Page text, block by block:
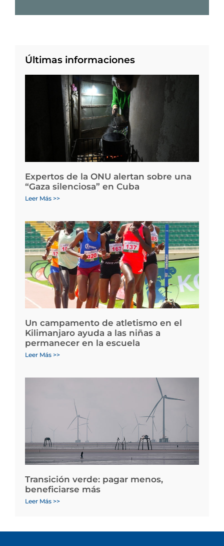
Últimas informaciones
Expertos de la ONU alertan sobre una
“Gaza silenciosa” en Cuba
Leer Más >>
Un campamento de atletismo en el
Kilimanjaro ayuda a las niñas a
permanecer en la escuela
Leer Más >>
Transición verde: pagar menos,
beneficiarse más
Leer Más >>